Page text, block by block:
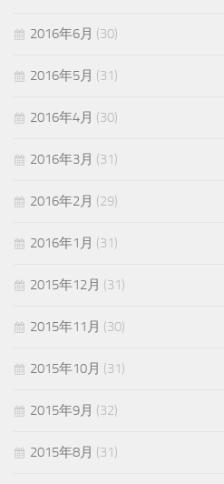
2016年6月 (30)
2016年5月 (31)
2016年4月 (30)
2016年3月 (31)
2016年2月 (29)
2016年1月 (31)
2015年12月 (31)
2015年11月 (30)
2015年10月 (31)
2015年9月 (32)
2015年8月 (31)